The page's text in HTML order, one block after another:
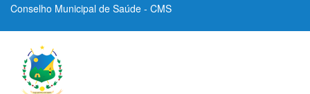
Conselho Municipal de Saúde - CMS